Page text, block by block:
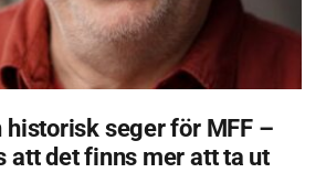
historisk seger för MFF –
att det finns mer att ta ut